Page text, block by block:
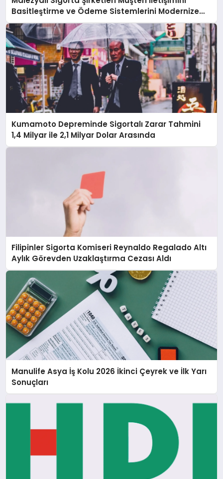
Basitleştirme ve Ödeme Sistemlerini Modernize
Etme Baskısı Altında
Kumamoto Depreminde Sigortalı Zarar Tahmini
1,4 Milyar ile 2,1 Milyar Dolar Arasında
Filipinler Sigorta Komiseri Reynaldo Regalado Altı
Aylık Görevden Uzaklaştırma Cezası Aldı
Manulife Asya İş Kolu 2026 İkinci Çeyrek ve İlk Yarı
Sonuçları